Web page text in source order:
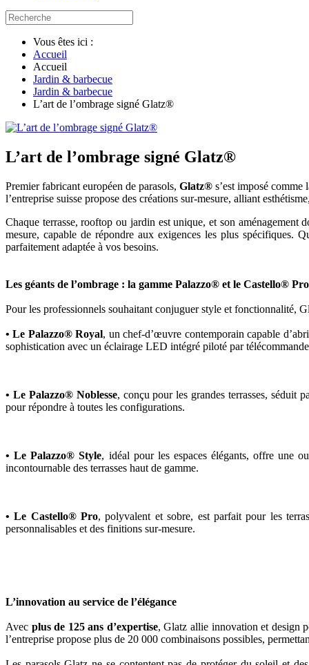
Vous êtes ici :
Accueil
Accueil
Jardin & barbecue
Jardin & barbecue
L’art de l’ombrage signé Glatz®
L’art de l’ombrage signé Glatz®
Premier fabricant européen de parasols, Glatz® s’est imposé comme
l’entreprise suisse propose des créations sur-mesure, alliant
Chaque terrasse, rooftop ou jardin est unique, et son aménagement
mesure, capable de répondre aux exigences les plus spécifiques.
parfaitement adaptée à vos besoins.
Les géants de l’ombrage : la gamme Palazzo® et le Castello® Pro
Pour les professionnels souhaitant conjuguer style et fonctionnalité,
• Le Palazzo® Royal, un chef-d’œuvre contemporain capable
sophistication avec un éclairage LED intégré piloté par
• Le Palazzo® Noblesse, conçu pour les grandes terrasses, séduit
pour répondre à toutes les configurations.
• Le Palazzo® Style, idéal pour les espaces élégants, offre une
incontournable des terrasses haut de gamme.
• Le Castello® Pro, polyvalent et sobre, est parfait pour les
personnalisables et des finitions sur-mesure.
L’innovation au service de l’élégance
Avec plus de 125 ans d’expertise, Glatz allie innovation et design
l’entreprise propose plus de 20 000 combinaisons possibles,